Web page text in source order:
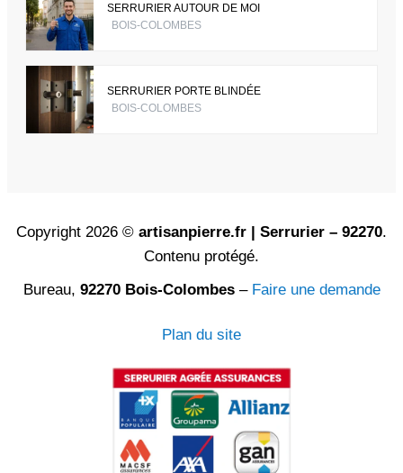
SERRURIER AUTOUR DE MOI
BOIS-COLOMBES
SERRURIER PORTE BLINDÉE
BOIS-COLOMBES
Copyright 2026 © artisanpierre.fr | Serrurier – 92270.
Contenu protégé.
Bureau, 92270 Bois-Colombes– Faire une demande
Plan du site